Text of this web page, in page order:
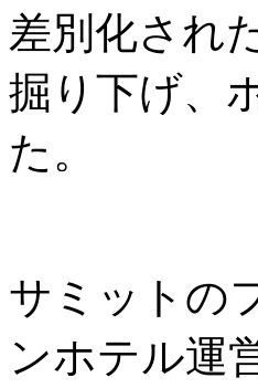
差別化され
掘り下げ、
た。
サミットの
ンホテル運